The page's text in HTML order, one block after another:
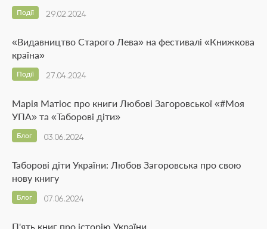
29.02.2024
Події
«Видавництво Старого Лева» на фестивалі «Книжкова
країна»
27.04.2024
Події
Марія Матіос про книги Любові Загоровської «#Моя
УПА» та «Таборові діти»
03.06.2024
Блог
Таборові діти України: Любов Загоровська про свою
нову книгу
07.06.2024
Блог
П'ять книг про історію України